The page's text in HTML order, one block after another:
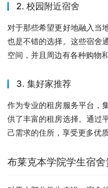
2. 校园附近宿舍
对于那些希望更好地融入当
也是不错的选择。这些宿舍
空间，并且周边有各种购物
3. 集好家推荐
作为专业的租房服务平台，
供了丰富的租房选择。通过
己需求的住所，享受更多优
布莱克本学院学生宿舍